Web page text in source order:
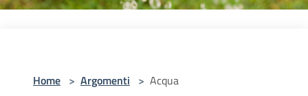
Home > Argomenti > Acqua